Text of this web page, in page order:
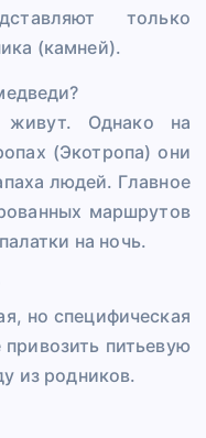
только
(камней).
живут. Однако на
(Экотропа) они
людей. Главное
маршрутов
на ночь.
но специфическая
питьевую
из родников.